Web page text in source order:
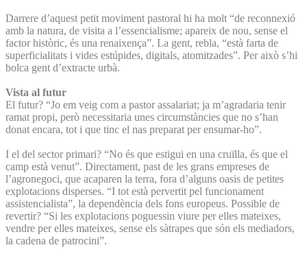
Darrere d’aquest petit moviment pastoral hi ha molt “de reconnexió
amb la natura, de visita a l’essencialisme; apareix de nou, sense el
factor històric, és una renaixença”. La gent, rebla, “està farta de
superficialitats i vides estúpides, digitals, atomitzades”. Per això s’hi
bolca gent d’extracte urbà.
Vista al futur
El futur? “Jo em veig com a pastor assalariat; ja m’agradaria tenir
ramat propi, però necessitaria unes circumstàncies que no s’han
donat encara, tot i que tinc el nas preparat per ensumar-ho”.
I el del sector primari? “No és que estigui en una cruïlla, és que el
camp està venut”. Directament, past de les grans empreses de
l’agronegoci, que acaparen la terra, fora d’alguns oasis de petites
explotacions disperses. “I tot està pervertit pel funcionament
assistencialista”, la dependència dels fons europeus. Possible de
revertir? “Si les explotacions poguessin viure per elles mateixes,
vendre per elles mateixes, sense els sàtrapes que són els mediadors,
la cadena de patrocini”.